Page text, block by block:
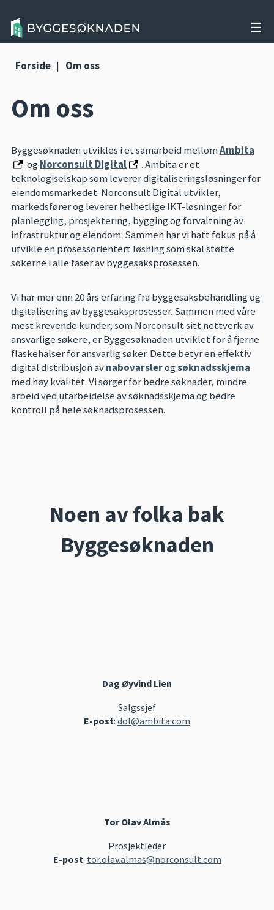
☰
Forside | Om oss
Om oss
Byggesøknaden utvikles i et samarbeid mellomAmbita
ogNorconsult Digital
. Ambita er et
teknologiselskap som leverer digitaliseringsløsninger for
eiendomsmarkedet. Norconsult Digital utvikler,
markedsfører og leverer helhetlige IKT-løsninger for
planlegging, prosjektering, bygging og forvaltning av
infrastruktur og eiendom. Sammen har vi hatt fokus på å
utvikle en prosessorientert løsning som skal støtte
søkerne i alle faser av byggesaksprosessen.
Vi har mer enn 20 års erfaring fra byggesaksbehandling og
digitalisering av byggesaksprosesser. Sammen med våre
mest krevende kunder, som Norconsult sitt nettverk av
ansvarlige søkere, er Byggesøknaden utviklet for å fjerne
flaskehalser for ansvarlig søker. Dette betyr en effektiv
digital distribusjon avnabovarslerogsøknadsskjema
med høy kvalitet. Vi sørger for bedre søknader, mindre
arbeid ved utarbeidelse av søknadsskjema og bedre
kontroll på hele søknadsprosessen.
Noen av folka bak
Byggesøknaden
Dag Øyvind Lien
Salgssjef
E-post: dol@ambita.com
Tor Olav Almås
Prosjektleder
E-post: tor.olav.almas@norconsult.com